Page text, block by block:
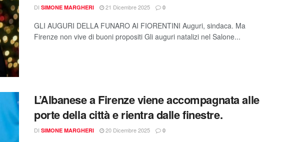
DI SIMONE MARGHERI 21 Dicembre 2025 0
GLI AUGURI DELLA FUNARO AI FIORENTINI Auguri, sindaca. Ma
Firenze non vive di buoni propositi Gli auguri natalizi nel Salone...
L’Albanese a Firenze viene accompagnata alle
porte della città e rientra dalle finestre.
DI SIMONE MARGHERI 20 Dicembre 2025 0